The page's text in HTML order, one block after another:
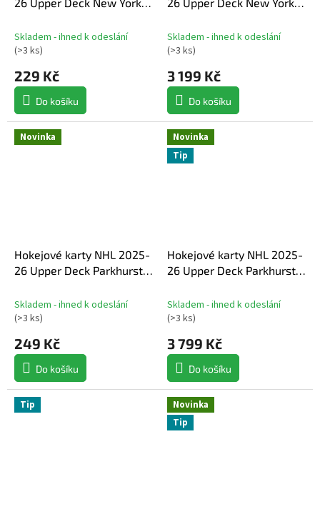
26 Upper Deck New York
Hobby Balíček
Skladem - ihned k odeslání
(>3 ks)
229 Kč
Do košíku
26 Upper Deck New York
Hobby Box
Skladem - ihned k odeslání
(>3 ks)
3 199 Kč
Do košíku
Novinka
Hokejové karty NHL 2025-
26 Upper Deck Parkhurst
Skladem - ihned k odeslání
(>3 ks)
249 Kč
Do košíku
Novinka
Tip
Hokejové karty NHL 2025-
26 Upper Deck Parkhurst
Skladem - ihned k odeslání
(>3 ks)
3 799 Kč
Do košíku
Tip
Novinka
Tip